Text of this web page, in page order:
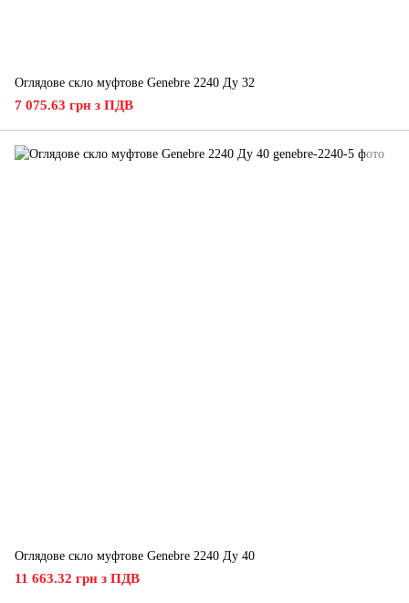
Оглядове скло муфтове Genebre 2240 Ду 32
7 075.63 грн з ПДВ
Оглядове скло муфтове Genebre 2240 Ду 40
11 663.32 грн з ПДВ